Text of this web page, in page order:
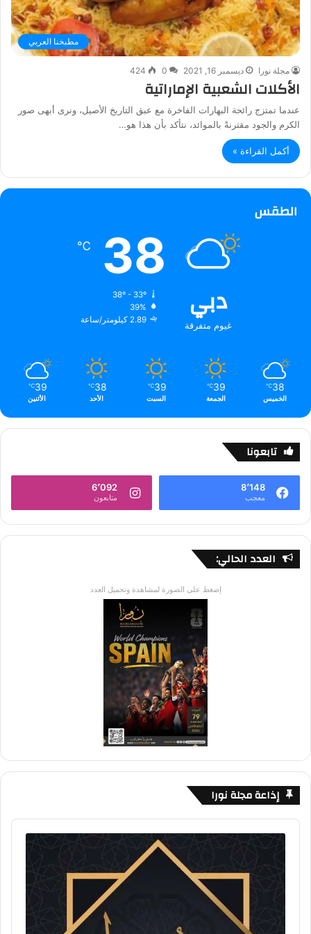
مطبخنا العربي
مجلة نورا ديسمبر 16, 2021 0
424
الأكلات الشعبية الإماراتية
عندما تمتزج رائحة البهارات الفاخرة مع عبق التاريخ الأصيل، ونرى أبهى صور
الكرم والجود مقترنةً بالموائد، نتأكد بأن هذا هو…
أكمل القراءة »
الطقس
دبي
غيوم متفرقة
38
℃
38º - 33º
39%
2.89 كيلومتر/ساعة
38
℃
الخميس
39
℃
الجمعة
39
℃
السبت
38
℃
الأحد
39
℃
الأثنين
تابعونا
8٬148
معجب
6٬092
متابعون
العدد الحالي:
إضغط على الصورة لمشاهدة وتحميل العدد
إذاعة مجلة نورا
Audio
Player